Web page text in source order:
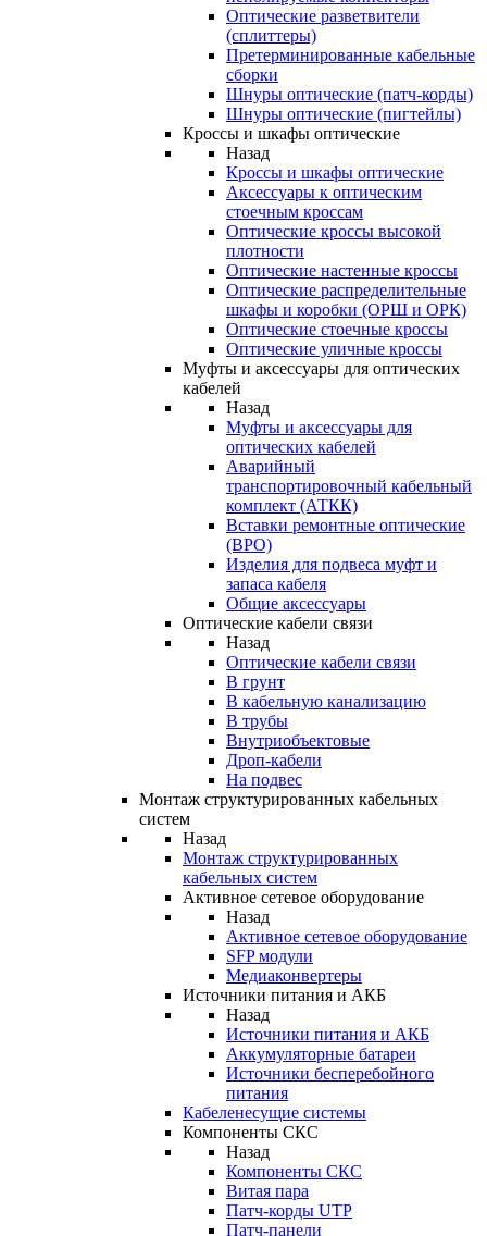
Оптические разветвители
(сплиттеры)
Претерминированные кабельные
сборки
Шнуры оптические (патч-корды)
Шнуры оптические (пигтейлы)
Кроссы и шкафы оптические
Назад
Кроссы и шкафы оптические
Аксессуары к оптическим
стоечным кроссам
Оптические кроссы высокой
плотности
Оптические настенные кроссы
Оптические распределительные
шкафы и коробки (ОРШ и ОРК)
Оптические стоечные кроссы
Оптические уличные кроссы
Муфты и аксессуары для оптических
кабелей
Назад
Муфты и аксессуары для
оптических кабелей
Аварийный
транспортировочный кабельный
комплект (АТКК)
Вставки ремонтные оптические
(ВРО)
Изделия для подвеса муфт и
запаса кабеля
Общие аксессуары
Оптические кабели связи
Назад
Оптические кабели связи
В грунт
В кабельную канализацию
В трубы
Внутриобъектовые
Дроп-кабели
На подвес
Монтаж структурированных кабельных
систем
Назад
Монтаж структурированных
кабельных систем
Активное сетевое оборудование
Назад
Активное сетевое оборудование
SFP модули
Медиаконвертеры
Источники питания и АКБ
Назад
Источники питания и АКБ
Аккумуляторные батареи
Источники бесперебойного
питания
Кабеленесущие системы
Компоненты СКС
Назад
Компоненты СКС
Витая пара
Патч-корды UTP
Патч-панели